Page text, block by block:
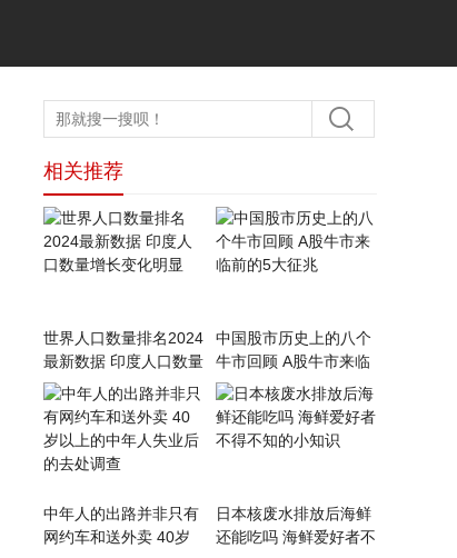
相关推荐
世界人口数量排名2024
最新数据 印度人口数量
增长变化明显
中国股市历史上的八个
牛市回顾 A股牛市来临
前的5大征兆
中年人的出路并非只有
网约车和送外卖 40岁
日本核废水排放后海鲜
还能吃吗 海鲜爱好者不